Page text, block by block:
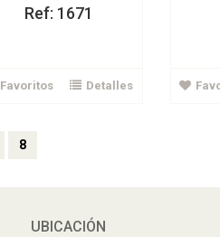
Ref: 1671
Favoritos Detalles
8
UBICACIÓN